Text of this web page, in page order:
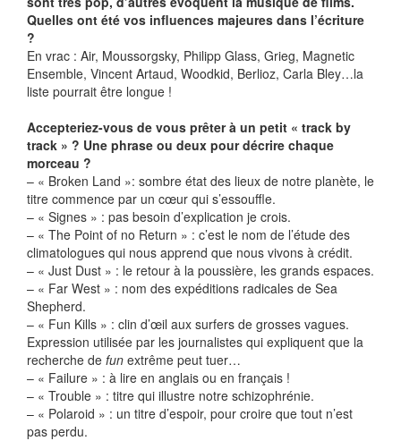
Quelles ont été vos influences majeures dans l’écriture
?
En vrac : Air, Moussorgsky, Philipp Glass, Grieg, Magnetic
Ensemble, Vincent Artaud, Woodkid, Berlioz, Carla Bley…la
liste pourrait être longue !
Accepteriez-vous de vous prêter à un petit « track by
track » ? Une phrase ou deux pour décrire chaque
morceau ?
– « Broken Land »: sombre état des lieux de notre planète, le
titre commence par un cœur qui s’essouffle.
– « Signes » : pas besoin d’explication je crois.
– « The Point of no Return » : c’est le nom de l’étude des
climatologues qui nous apprend que nous vivons à crédit.
– « Just Dust » : le retour à la poussière, les grands espaces.
– « Far West » : nom des expéditions radicales de Sea
Shepherd.
– « Fun Kills » : clin d’œil aux surfers de grosses vagues.
Expression utilisée par les journalistes qui expliquent que la
recherche de fun extrême peut tuer…
– « Failure » : à lire en anglais ou en français !
– « Trouble » : titre qui illustre notre schizophrénie.
– « Polaroid » : un titre d’espoir, pour croire que tout n’est
pas perdu.